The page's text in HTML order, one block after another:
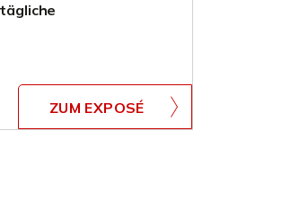
ZUM EXPOSÉ